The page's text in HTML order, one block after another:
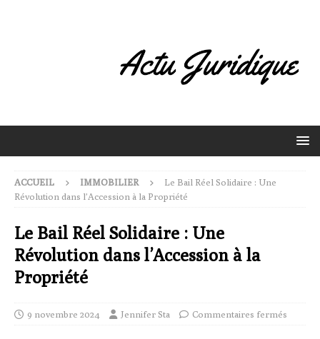
ACCUEIL IMMOBILIER
Le Bail Réel Solidaire : Une
Révolution dans l’Accession à la Propriété
Le Bail Réel Solidaire : Une
Révolution dans l’Accession à la
Propriété
9 novembre 2024 Jennifer Sta Commentaires fermés